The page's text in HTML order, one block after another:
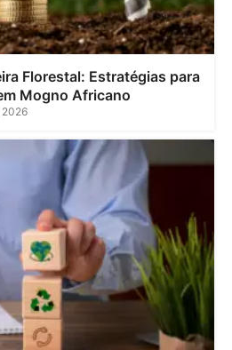
Florestal: Estratégias para
Mogno Africano
2026